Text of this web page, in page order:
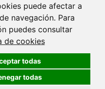
puede afectar a
navegación. Para
puedes consultar
de cookies
todas
todas
BYTRUSTYNET
CONDICIONES DE USO
DE COOKIES